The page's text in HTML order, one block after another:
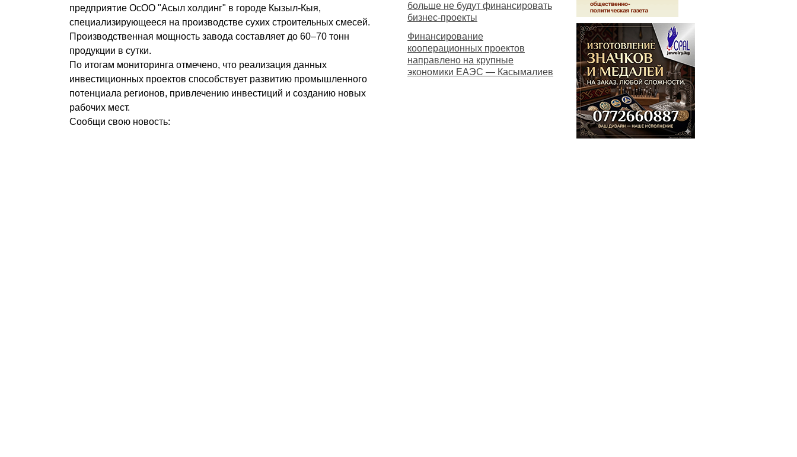
предприятие ОсОО "Асыл холдинг" в городе Кызыл-Кыя,
специализирующееся на производстве сухих строительных смесей.
Производственная мощность завода составляет до 60–70 тонн
продукции в сутки.
По итогам мониторинга отмечено, что реализация данных
инвестиционных проектов способствует развитию промышленного
потенциала регионов, привлечению инвестиций и созданию новых
рабочих мест.
Сообщи свою новость:
больше не будут финансировать
бизнес-проекты
Финансирование
кооперационных проектов
направлено на крупные
экономики ЕАЭС — Касымалиев